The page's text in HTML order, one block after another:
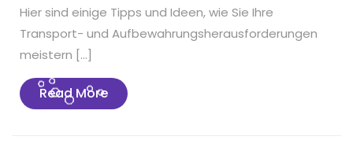
Hier sind einige Tipps und Ideen, wie Sie Ihre
Transport- und Aufbewahrungsherausforderungen
meistern […]
Read MoreRead
More